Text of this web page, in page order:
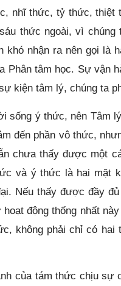
nhĩ thức, tỷ thức,
thức ngoài, vì chúng
khó nhận ra nên gọi là
tâm học. Sự vận
kiện tâm lý, chúng ta
sống ý thức, nên Tâm
đến phần vô thức,
chưa thấy được một
và ý thức là hai mặt
Nếu thấy được đầy
động thống nhất
không phải chỉ có hai
của tám thức chịu sự